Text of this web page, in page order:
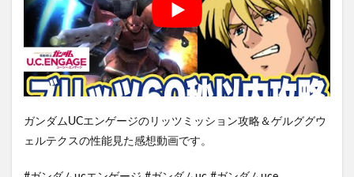
ガンダムUCエンゲージのリッツミッション攻略＆ゲルググウ
ェルテクスの性能見た感想動画です。